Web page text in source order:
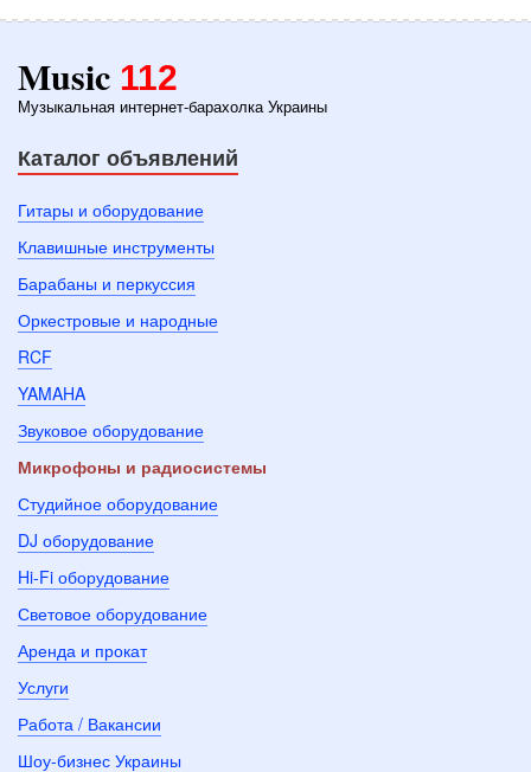
Music 112
Музыкальная интернет-барахолка Украины
Каталог объявлений
Гитары и оборудование
Клавишные инструменты
Барабаны и перкуссия
Оркестровые и народные
RCF
YAMAHA
Звуковое оборудование
Микрофоны и радиосистемы
Студийное оборудование
DJ оборудование
Hi-Fi оборудование
Световое оборудование
Аренда и прокат
Услуги
Работа / Вакансии
Шоу-бизнес Украины